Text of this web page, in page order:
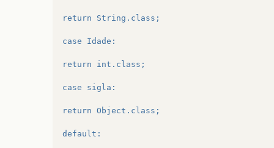
return String.class;
case Idade:
return int.class;
case sigla:
return Object.class;
default: